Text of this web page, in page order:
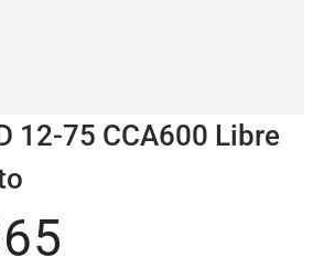
12-75 CCA600 Libre